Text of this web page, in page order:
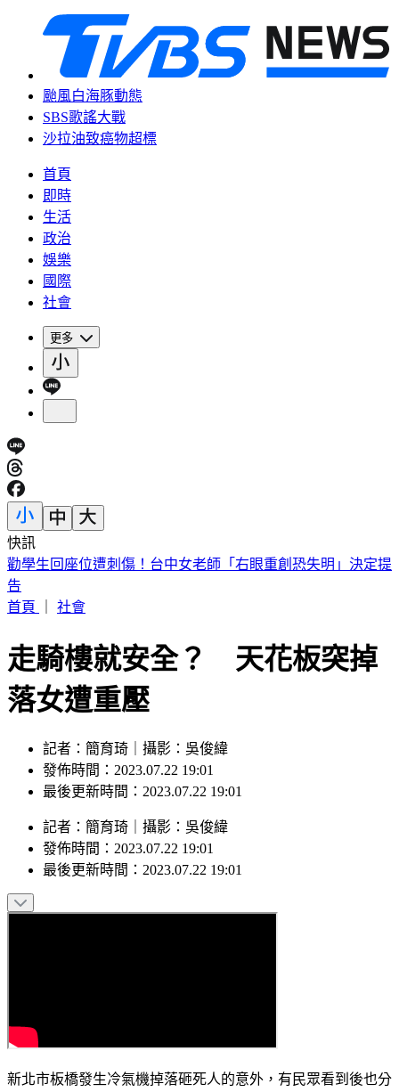
颱風白海豚動態
SBS歌謠大戰
沙拉油致癌物超標
首頁
即時
生活
政治
娛樂
國際
社會
更多
快訊
台股急彈是假象？杜金龍示警：震盪還沒完「這檔」別長抱
首頁
走騎樓就安全？ 天花板突掉
落女遭重壓
發佈時間：2023.07.22 19:01
最後更新時間：2023.07.22 19:01
發佈時間：2023.07.22 19:01
最後更新時間：2023.07.22 19:01
享可怕遭遇，日前走在騎樓下，店家天花板和招牌竟突然崩